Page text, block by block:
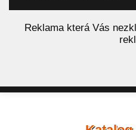
Reklama která Vás